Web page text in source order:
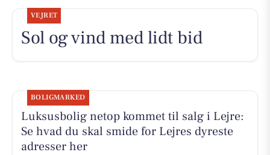
VEJRET
Sol og vind med lidt bid
BOLIGMARKED
Luksusbolig netop kommet til salg i Lejre:
Se hvad du skal smide for Lejres dyreste
adresser her